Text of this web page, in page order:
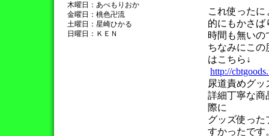
木曜日：あべもりおか
金曜日：桃色卍流
土曜日：星崎ひかる
日曜日：ＫＥＮ
これ使った
的にもかさば
時間も無いの
ちなみにこの
はこちら↓
http://
尿道責めグッ
詳細丁寧な商
際に
グッズ使った
すかったです